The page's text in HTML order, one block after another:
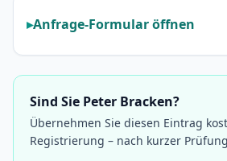
Anfrage-Formular öffnen
Sind Sie Peter Bracken?
Übernehmen Sie diesen Eintrag
Registrierung – nach kurzer